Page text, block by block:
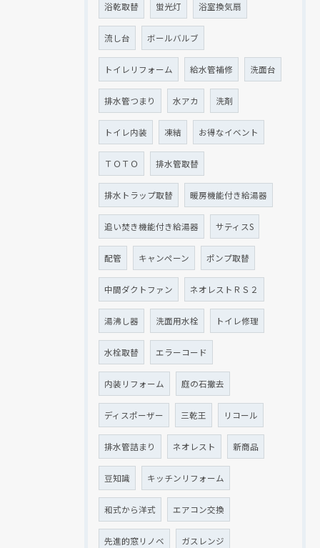
浴乾取替 蛍光灯 浴室換気扇
流し台 ボールバルブ
トイレリフォーム 給水管補修 洗面台
排水管つまり 水アカ 洗剤
トイレ内装 凍結 お得なイベント
ＴＯＴＯ 排水管取替
排水トラップ取替 暖房機能付き給湯器
追い焚き機能付き給湯器 サティスS
配管 キャンペーン ポンプ取替
中間ダクトファン ネオレストＲＳ２
湯沸し器 洗面用水栓 トイレ修理
水栓取替 エラーコード
内装リフォーム 庭の石撤去
ディスポーザー 三乾王 リコール
排水管詰まり ネオレスト 新商品
豆知識 キッチンリフォーム
和式から洋式 エアコン交換
先進的窓リノベ ガスレンジ